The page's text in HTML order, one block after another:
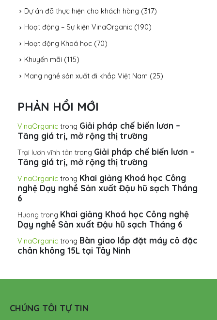
Dự án đã thực hiện cho khách hàng (317)
Hoạt động – Sự kiện VinaOrganic (190)
Hoạt động Khoá học (70)
Khuyến mãi (115)
Mang nghề sản xuất đi khắp Việt Nam (25)
PHẢN HỒI MỚI
VinaOrganic trong Giải pháp chế biến lươn –
Tăng giá trị, mở rộng thị trường
Trại lươn vĩnh tân trong Giải pháp chế biến lươn –
Tăng giá trị, mở rộng thị trường
VinaOrganic trong Khai giảng Khoá học Công
nghệ Dạy nghề Sản xuất Đậu hũ sạch Tháng
6
Huong trong Khai giảng Khoá học Công nghệ
Dạy nghề Sản xuất Đậu hũ sạch Tháng 6
VinaOrganic trong Bàn giao lắp đặt máy cô đặc
chân không 15L tại Tây Ninh
CHÚNG TÔI TỰ TIN